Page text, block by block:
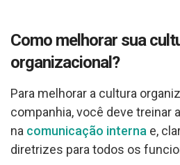
Como melhorar sua
organizacional?
Para melhorar a cultura
companhia, você deve treinar
na comunicação interna e,
diretrizes para todos os